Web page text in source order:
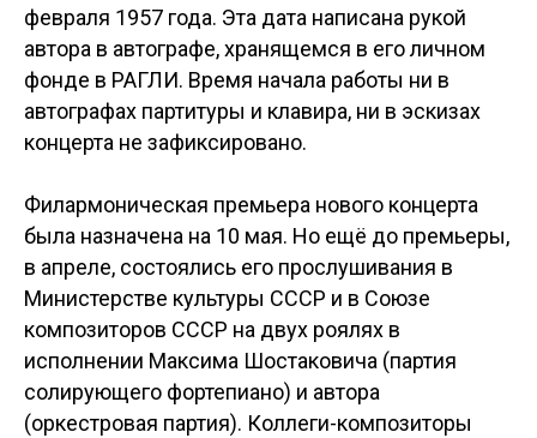
февраля 1957 года. Эта дата написана рукой
автора в автографе, хранящемся в его личном
фонде в РАГЛИ. Время начала работы ни в
автографах партитуры и клавира, ни в эскизах
концерта не зафиксировано.
Филармоническая премьера нового концерта
была назначена на 10 мая. Но ещё до премьеры,
в апреле, состоялись его прослушивания в
Министерстве культуры СССР и в Союзе
композиторов СССР на двух роялях в
исполнении Максима Шостаковича (партия
солирующего фортепиано) и автора
(оркестровая партия). Коллеги-композиторы